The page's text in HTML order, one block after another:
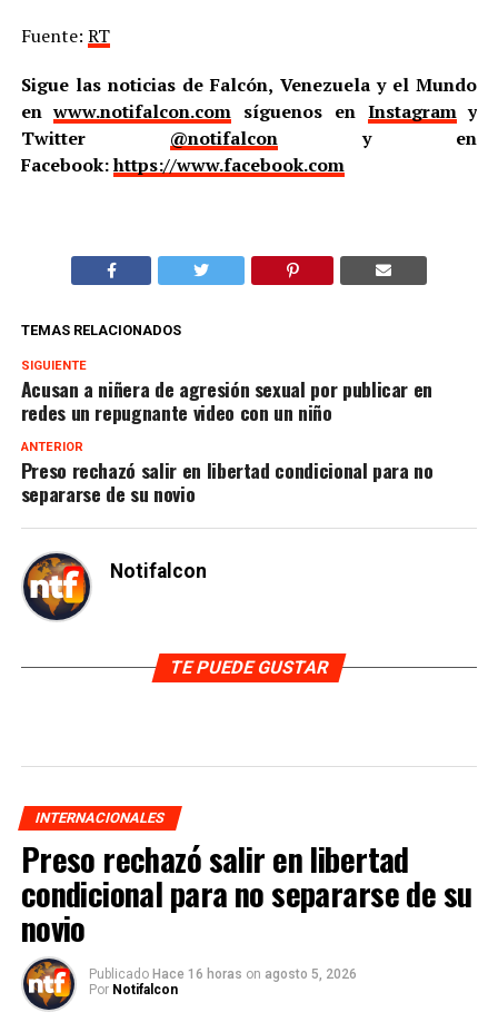
Fuente: RT
Sigue las noticias de Falcón, Venezuela y el Mundo
enwww.notifalcon.com síguenos en Instagramy
Twitter @notifalcony en
Facebook:https://www.facebook.com
TEMAS RELACIONADOS
SIGUIENTE
Acusan a niñera de agresión sexual por publicar en
redes un repugnante video con un niño
ANTERIOR
Preso rechazó salir en libertad condicional para no
separarse de su novio
Notifalcon
TE PUEDE GUSTAR
INTERNACIONALES
Preso rechazó salir en libertad
condicional para no separarse de su
novio
Publicado Hace 16 horas on agosto 5, 2026
Por Notifalcon